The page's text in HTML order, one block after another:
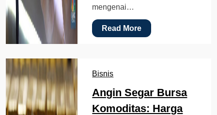
mengenai…
Read More
Bisnis
Angin Segar Bursa
Komoditas: Harga